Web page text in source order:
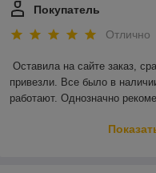
Покупатель
Отлично
Оставила на сайте заказ,
привезли. Все было в
работают. Однозначно